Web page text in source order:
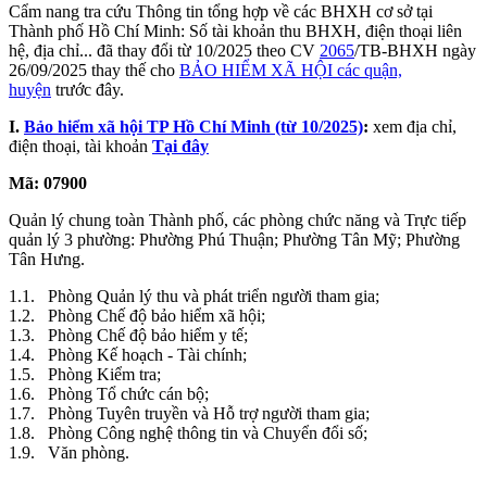
Cẩm nang tra cứu Thông tin tổng hợp về các BHXH cơ sở tại
Thành phố Hồ Chí Minh: Số tài khoản thu BHXH, điện thoại liên
hệ, địa chỉ... đã thay đổi từ 10/2025 theo CV 2065/TB-BHXH ngày
26/09/2025 thay thế cho BẢO HIỂM XÃ HỘI các quận,
huyện trước đây.
I. Bảo hiểm xã hội TP Hồ Chí Minh (từ 10/2025): xem địa chỉ,
điện thoại, tài khoản Tại đây
Mã: 07900
Quản lý chung toàn Thành phố, các phòng chức năng và Trực tiếp
quản lý 3 phường: Phường Phú Thuận; Phường Tân Mỹ; Phường
Tân Hưng.
1.1. Phòng Quản lý thu và phát triển người tham gia;
1.2. Phòng Chế độ bảo hiểm xã hội;
1.3. Phòng Chế độ bảo hiểm y tế;
1.4. Phòng Kế hoạch - Tài chính;
1.5. Phòng Kiểm tra;
1.6. Phòng Tổ chức cán bộ;
1.7. Phòng Tuyên truyền và Hỗ trợ người tham gia;
1.8. Phòng Công nghệ thông tin và Chuyển đổi số;
1.9. Văn phòng.